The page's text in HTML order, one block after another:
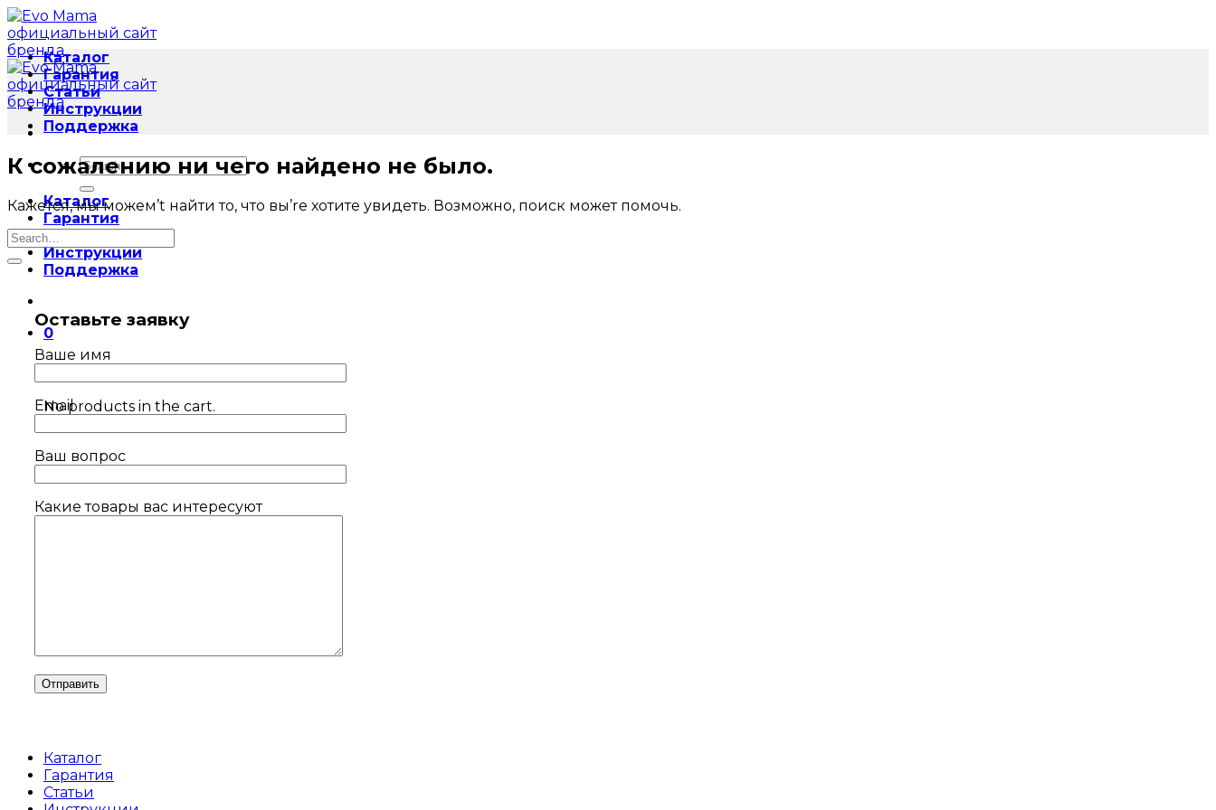
Skip
to
content
Search
for:
Каталог
Гарантия
Статьи
Инструкции
Поддержка
0
Cart
No products in the cart.
Каталог
Гарантия
Статьи
Инструкции
Поддержка
К сожалению ни чего найдено не было.
Кажется, мы можем’t найти то, что вы’re хотите увидеть. Возможно, поиск может помочь.
Оставьте заявку
Ваше имя
Email
Ваш вопрос
Какие товары вас интересуют
Каталог
Гарантия
Статьи